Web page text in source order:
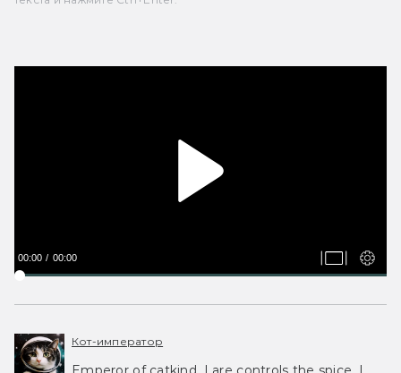
00:00 00:00
Кот-император